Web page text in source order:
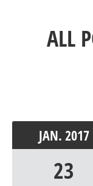
ALL
JAN. 2017
23